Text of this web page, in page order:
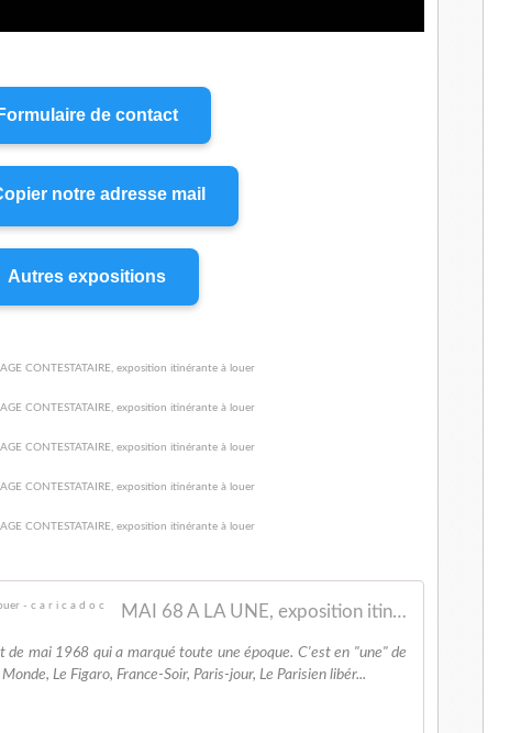
Formulaire de contact
notre adresse mail
Autres expositions
MAI 68 A LA UNE, exposition itinérante à louer - c a r i c a d o c
mai 1968 qui a marqué toute une époque. C'est en "une" de
Le Figaro, France-Soir, Paris-jour, Le Parisien libér...